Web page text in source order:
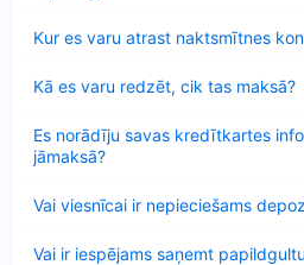
Kur es varu atrast naktsmītnes
Kā es varu redzēt, cik tas maksā?
Es norādīju savas kredītkartes
jāmaksā?
Vai viesnīcai ir nepieciešams
Vai ir iespējams saņemt